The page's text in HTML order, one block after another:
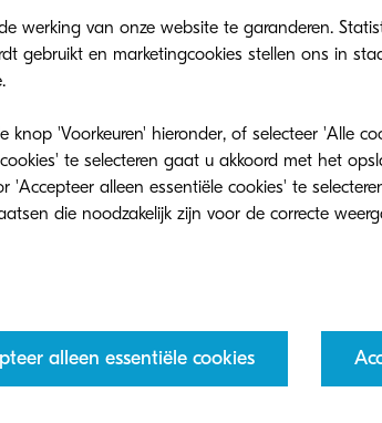
wat u zocht?
het Global download center
werking van onze website te garanderen.
gebruikt en marketingcookies stellen ons in
knop 'Voorkeuren' hieronder, of selecteer 'Alle
te selecteren gaat u akkoord met het
'Accepteer alleen essentiële cookies' te
alleen essentiële cookies